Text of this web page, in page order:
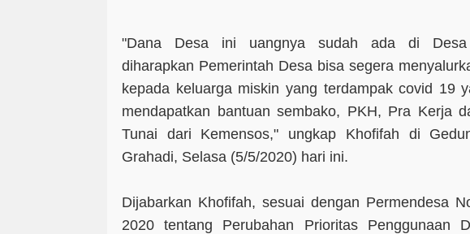
"Dana Desa ini uangnya sudah ada di Desa
diharapkan Pemerintah Desa bisa segera
kepada keluarga miskin yang terdampak covid 19
mendapatkan bantuan sembako, PKH, Pra Kerja
Tunai dari Kemensos," ungkap Khofifah di
Grahadi, Selasa (5/5/2020) hari ini.
Dijabarkan Khofifah, sesuai dengan Permendesa
2020 tentang Perubahan Prioritas Penggunaan